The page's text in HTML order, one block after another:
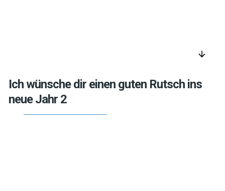
arrow_downward
Ich wünsche dir einen guten Rutsch ins
neue Jahr 2